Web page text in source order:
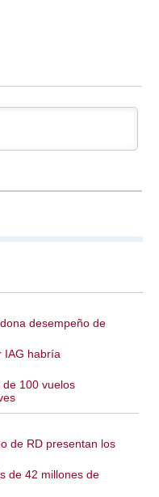
desempeño de
IAG habría
de 100 vuelos
de RD presentan los
de 42 millones de